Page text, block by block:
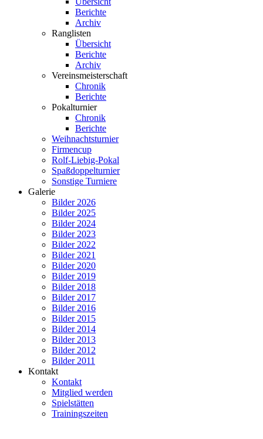
Berichte
Archiv
Ranglisten
Übersicht
Berichte
Archiv
Vereinsmeisterschaft
Chronik
Berichte
Pokalturnier
Chronik
Berichte
Weihnachtsturnier
Firmencup
Rolf-Liebig-Pokal
Spaßdoppelturnier
Sonstige Turniere
Galerie
Bilder 2026
Bilder 2025
Bilder 2024
Bilder 2023
Bilder 2022
Bilder 2021
Bilder 2020
Bilder 2019
Bilder 2018
Bilder 2017
Bilder 2016
Bilder 2015
Bilder 2014
Bilder 2013
Bilder 2012
Bilder 2011
Kontakt
Kontakt
Mitglied werden
Spielstätten
Trainingszeiten